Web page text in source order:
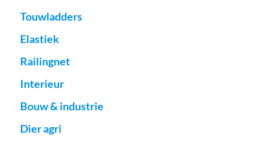
Touwladders
Elastiek
Railingnet
Interieur
Bouw & industrie
Dier agri